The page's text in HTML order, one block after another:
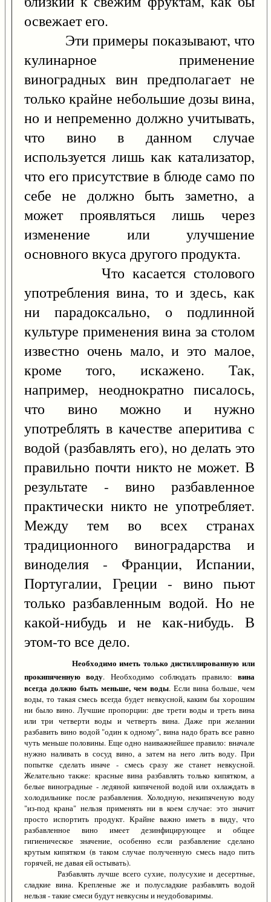
освежает его.
Эти примеры показывают, что
кулинарное применение
виноградных вин предполагает не
только крайне небольшие дозы вина,
но и непременно должно учитывать,
что вино в данном случае
используется лишь как катализатор,
что его присутствие в блюде само по
себе не должно быть заметно, а
может проявляться лишь через
изменение или улучшение
основного вкуса другого продукта.
Что касается столового
употребления вина, то и здесь, как
ни парадоксально, о подлинной
культуре применения вина за столом
известно очень мало, и это малое,
кроме того, искажено. Так,
например, неоднократно писалось,
что вино можно и нужно
употреблять в качестве аперитива с
водой (разбавлять его), но делать это
правильно почти никто не может. В
результате - вино разбавленное
практически никто не употребляет.
Между тем во всех странах
традиционного виноградарства и
виноделия - Франции, Испании,
Португалии, Греции - вино пьют
только разбавленным водой. Но не
какой-нибудь и не как-нибудь. В
этом-то все дело.
Необходимо иметь только дистиллированную или
прокипяченную воду. Необходимо соблюдать правило:вина
всегда должно быть меньше, чем воды. Если вина больше, чем
воды, то такая смесь всегда будет невкусной, каким бы хорошим
ни было вино. Лучшие пропорции: две трети воды и треть вина
или три четверти воды и четверть вина. Даже при желании
разбавить вино водой "один к одному", вина надо брать все равно
чуть меньше половины. Еще одно наиважнейшее правило: вначале
нужно наливать в сосуд вино, а затем на него лить воду. При
попытке сделать иначе - смесь сразу же станет невкусной.
Желательно также: красные вина разбавлять только кипятком, а
белые виноградные - ледяной кипяченой водой или охлаждать в
холодильнике после разбавления. Холодную, некипяченую воду
"из-под крана" нельзя применять ни в коем случае: это значит
просто испортить продукт. Крайне важно иметь в виду, что
разбавленное вино имеет дезинфицирующее и общее
гигиеническое значение, особенно если разбавление сделано
крутым кипятком (в таком случае полученную смесь надо пить
горячей, не давая ей остывать).
Разбавлять лучше всего сухие, полусухие и десертные,
сладкие вина. Крепленые же и полусладкие разбавлять водой
нельзя - такие смеси будут невкусны и неудобоваримы.